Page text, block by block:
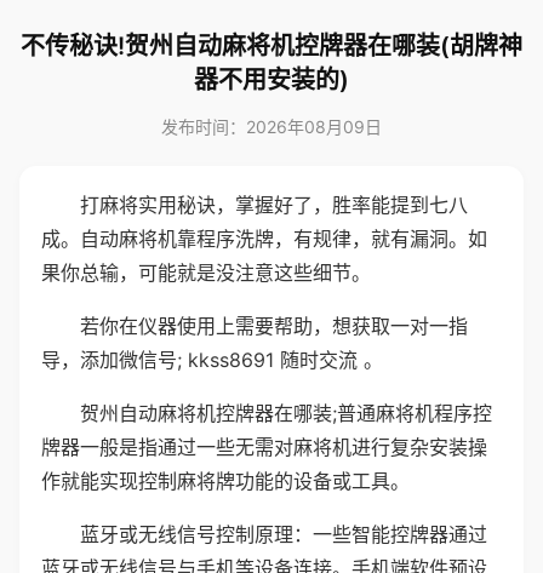
不传秘诀!贺州自动麻将机控牌器在哪装(胡牌神
器不用安装的)
发布时间：2026年08月09日
打麻将实用秘诀，掌握好了，胜率能提到七八
成。自动麻将机靠程序洗牌，有规律，就有漏洞。如
果你总输，可能就是没注意这些细节。
若你在仪器使用上需要帮助，想获取一对一指
导，添加微信号; kkss8691 随时交流 。
贺州自动麻将机控牌器在哪装;普通麻将机程序控
牌器一般是指通过一些无需对麻将机进行复杂安装操
作就能实现控制麻将牌功能的设备或工具。
蓝牙或无线信号控制原理：一些智能控牌器通过
蓝牙或无线信号与手机等设备连接。手机端软件预设